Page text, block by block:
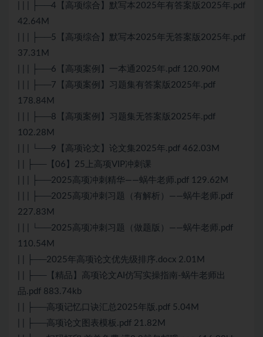
| | | ├──4【高项综合】默写本2025年有答案版2025年.pdf
42.64M
| | | ├──5【高项综合】默写本2025年无答案版2025年.pdf
37.31M
| | | ├──6【高项案例】一本通2025年.pdf 120.90M
| | | ├──7【高项案例】习题集有答案版2025年.pdf
178.84M
| | | ├──8【高项案例】习题集无答案版2025年.pdf
102.28M
| | | └──9【高项论文】论文集2025年.pdf 462.03M
| | ├──【06】25上高项VIP冲刺课
| | | ├──2025高项冲刺精华——蜗牛老师.pdf 129.62M
| | | ├──2025高项冲刺习题（有解析）——蜗牛老师.pdf
227.83M
| | | └──2025高项冲刺习题（做题版）——蜗牛老师.pdf
110.54M
| | ├──2025年高项论文优先级排序.docx 2.01M
| | ├──【精品】高项论文AI仿写实操指南-蜗牛老师出
品.pdf 883.74kb
| | ├──高项记忆口诀汇总2025年版.pdf 5.04M
| | ├──高项论文图表模板.pdf 21.82M